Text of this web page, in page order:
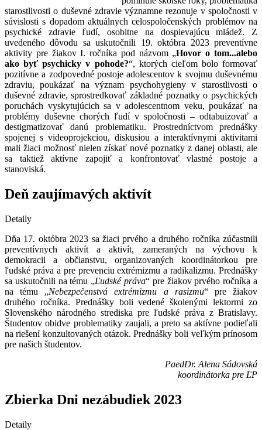
starostlivosti o duševné zdravie významne rezonuje v spoločnosti v
súvislosti s dopadom aktuálnych celospoločenských problémov na
psychické zdravie ľudí, osobitne na dospievajúcu mládež. Z
uvedeného dôvodu sa uskutočnili 19. októbra 2023 preventívne
aktivity pre žiakov I. ročníka pod názvom „Hovor o tom...alebo
ako byť psychicky v pohode?“, ktorých cieľom bolo formovať
pozitívne a zodpovedné postoje adolescentov k svojmu duševnému
zdraviu, poukázať na význam psychohygieny v starostlivosti o
duševné zdravie, sprostredkovať základné poznatky o psychických
poruchách vyskytujúcich sa v adolescentnom veku, poukázať na
problémy duševne chorých ľudí v spoločnosti – odtabuizovať a
destigmatizovať danú problematiku. Prostredníctvom prednášky
spojenej s videoprojekciou, diskusiou a interaktívnymi aktivitami
mali žiaci možnosť nielen získať nové poznatky z danej oblasti, ale
sa taktiež aktívne zapojiť a konfrontovať vlastné postoje a
stanoviská.
Deň zaujímavých aktivít
Detaily
Dňa 17. októbra 2023 sa žiaci prvého a druhého ročníka zúčastnili
preventívnych aktivít a aktivít, zameraných na výchovu k
demokracii a občianstvu, organizovaných koordinátorkou pre
ľudské práva a pre prevenciu extrémizmu a radikalizmu. Prednášky
sa uskutočnili na tému „Ľudské práva“ pre žiakov prvého ročníka a
na tému „Nebezpečenstvá extrémizmu a rasizmu“ pre žiakov
druhého ročníka. Prednášky boli vedené školenými lektormi zo
Slovenského národného strediska pre ľudské práva z Bratislavy.
Študentov obidve problematiky zaujali, a preto sa aktívne podieľali
na riešení konzultovaných otázok. Prednášky boli veľkým prínosom
pre našich študentov.
PaedDr. Alena Sádovská
koordinátorka pre ĽP
Zbierka Dni nezábudiek 2023
Detaily